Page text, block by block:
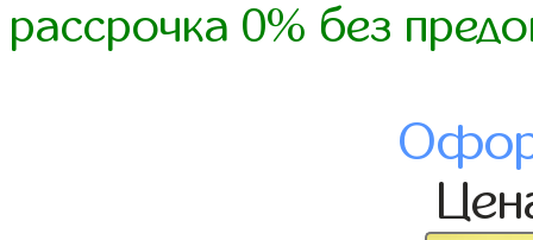
рассрочка 0% без